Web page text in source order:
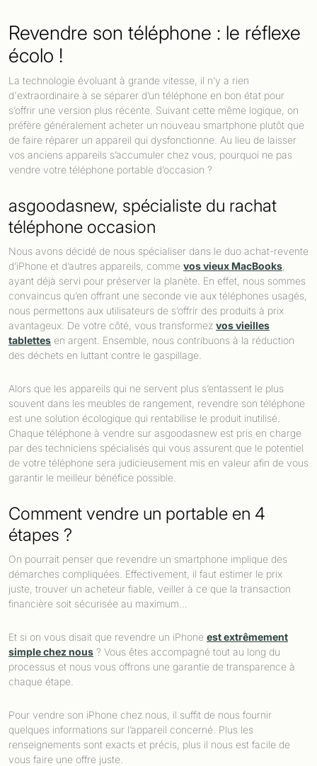
Revendre son téléphone : le réflexe
écolo !
La technologie évoluant à grande vitesse, il n’y a rien
d'extraordinaire à se séparer d’un téléphone en bon état pour
s’offrir une version plus récente. Suivant cette même logique, on
préfère généralement acheter un nouveau smartphone plutôt que
de faire réparer un appareil qui dysfonctionne. Au lieu de laisser
vos anciens appareils s’accumuler chez vous, pourquoi ne pas
vendre votre téléphone portable d’occasion ?
asgoodasnew, spécialiste du rachat
téléphone occasion
Nous avons décidé de nous spécialiser dans le duo achat-revente
d’iPhone et d’autres appareils, comme vos vieux MacBooks
ayant déjà servi pour préserver la planète. En effet, nous sommes
convaincus qu’en offrant une seconde vie aux téléphones usagés,
nous permettons aux utilisateurs de s’offrir des produits à prix
avantageux. De votre côté, vous transformez vos vieilles
tablettes en argent. Ensemble, nous contribuons à la réduction
des déchets en luttant contre le gaspillage.
Alors que les appareils qui ne servent plus s’entassent le plus
souvent dans les meubles de rangement, revendre son téléphone
est une solution écologique qui rentabilise le produit inutilisé.
Chaque téléphone à vendre sur asgoodasnew est pris en charge
par des techniciens spécialisés qui vous assurent que le potentiel
de votre téléphone sera judicieusement mis en valeur afin de vous
garantir le meilleur bénéfice possible.
Comment vendre un portable en 4
étapes ?
On pourrait penser que revendre un smartphone implique des
démarches compliquées. Effectivement, il faut estimer le prix
juste, trouver un acheteur fiable, veiller à ce que la transaction
financière soit sécurisée au maximum…
Et si on vous disait que revendre un iPhone est extrêmement
simple chez nous ? Vous êtes accompagné tout au long du
processus et nous vous offrons une garantie de transparence à
chaque étape.
Pour vendre son iPhone chez nous, il suffit de nous fournir
quelques informations sur l’appareil concerné. Plus les
renseignements sont exacts et précis, plus il nous est facile de
vous faire une offre juste.